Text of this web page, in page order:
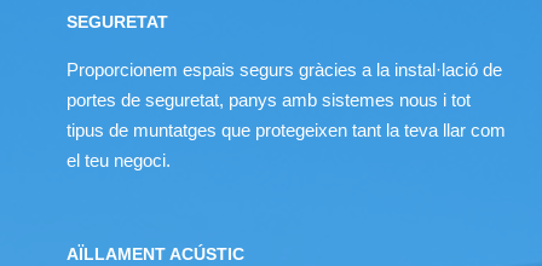
SEGURETAT
Proporcionem espais segurs gràcies a la instal·lació de
portes de seguretat, panys amb sistemes nous i tot
tipus de muntatges que protegeixen tant la teva llar com
el teu negoci.
AÏLLAMENT ACÚSTIC